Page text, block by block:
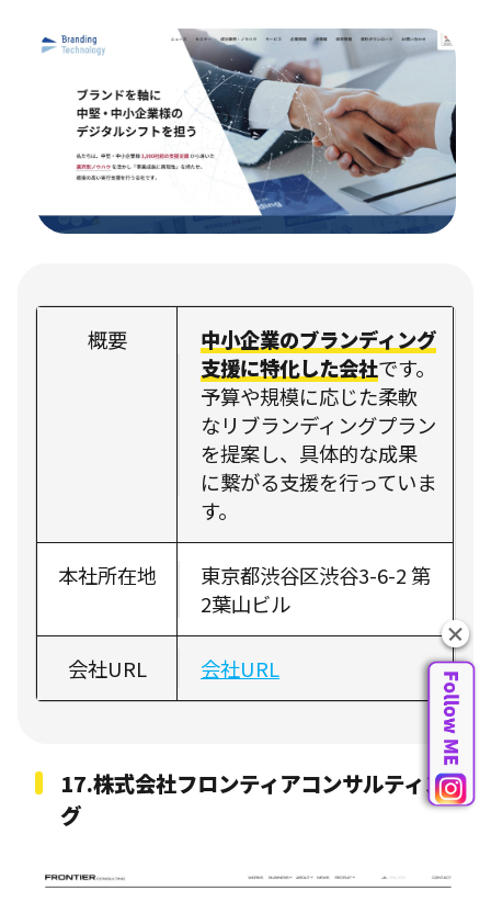
概要
中小企業のブランディング
支援に特化した会社です。
予算や規模に応じた柔軟
なリブランディングプラン
を提案し、具体的な成果
に繋がる支援を行っていま
す。
本社所在地
東京都渋谷区渋谷3-6-2 第
2葉山ビル
会社URL 会社URL
17.株式会社フロンティアコンサルティン
グ